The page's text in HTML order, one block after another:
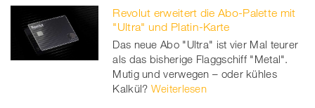
Revolut erweitert die Abo-Palette mit
"Ultra" und Platin-Karte
Das neue Abo "Ultra" ist vier Mal teurer
als das bisherige Flaggschiff "Metal".
Mutig und verwegen – oder kühles
Kalkül? Weiterlesen